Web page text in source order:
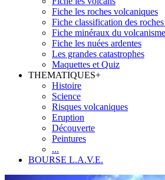
Fiche les roches volcaniques
Fiche classification des
Fiche minéraux du volcanisme
Fiche les nuées ardentes
Les grandes catastrophes
Maquettes et Quiz
THEMATIQUES+
Histoire
Science
Risques volcaniques
Eruption
Découverte
Peintures
...
BOURSE L.A.V.E.